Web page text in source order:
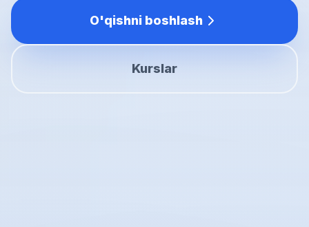
O'qishni boshlash
Kurslar